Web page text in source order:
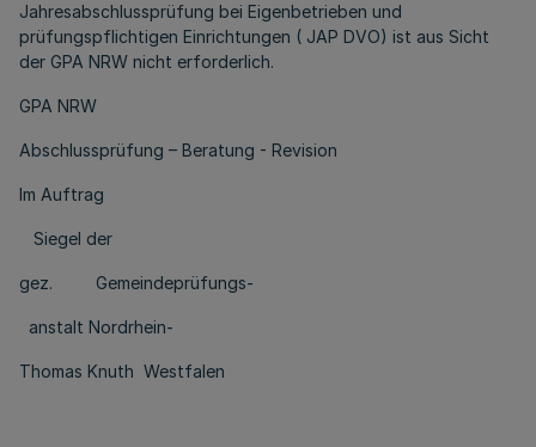
Jahresabschlussprüfung bei Eigenbetrieben und
prüfungspflichtigen Einrichtungen ( JAP DVO) ist aus Sicht
der GPA NRW nicht erforderlich.
GPA NRW
Abschlussprüfung – Beratung - Revision
Im Auftrag
Siegel der
gez. Gemeindeprüfungs-
anstalt Nordrhein-
Thomas Knuth Westfalen